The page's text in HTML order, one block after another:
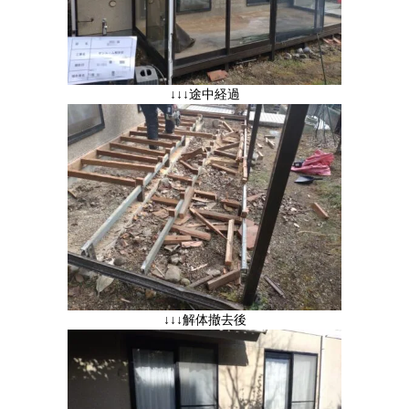
↓↓↓途中経過
↓↓↓解体撤去後